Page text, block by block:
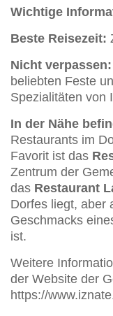
Wichtige
Beste Reisezeit:
Nicht verpassen:
beliebten Feste
Spezialitäten von
In der Nähe
Restaurants im
Favorit ist das
Zentrum der
das Restaurant
Dorfes liegt, aber
Geschmacks
ist.
Weitere
der Website der
https://